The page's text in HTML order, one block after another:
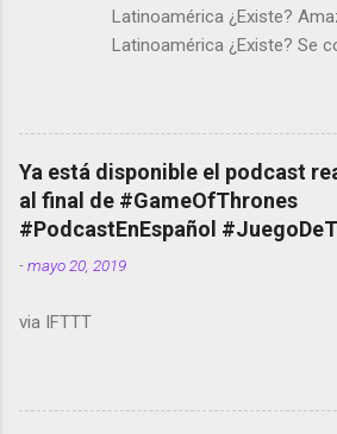
Latinoamérica ¿Existe?
Latinoamérica ¿Existe? Se
temporada de Black Mirror
cuentas Responden los
copyright en Instagram
red social Riddley Scott
película Francisco regaña a
smartphone en sus misas
Media GoBee - StartUp de
Live Photos en Google
Dictados en Android El
Ya está disponible el podcast
al final de #GameOfThrones
#PodcastEnEspañol
-mayo 20, 2019
via IFTTT